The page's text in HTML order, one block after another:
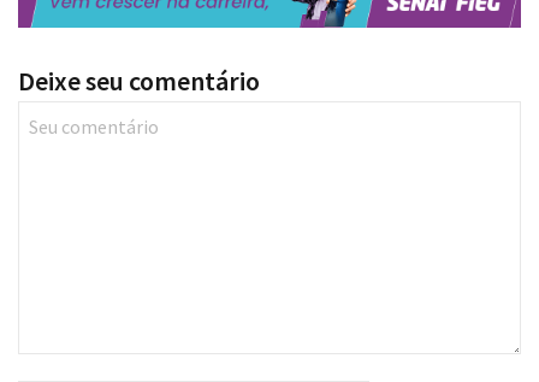
Deixe seu comentário